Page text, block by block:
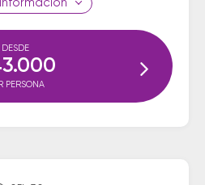
información
DESDE
PERSONA